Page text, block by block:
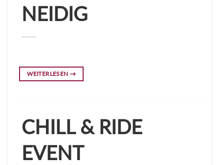
NEIDIG
WEITERLESEN →
CHILL & RIDE
EVENT